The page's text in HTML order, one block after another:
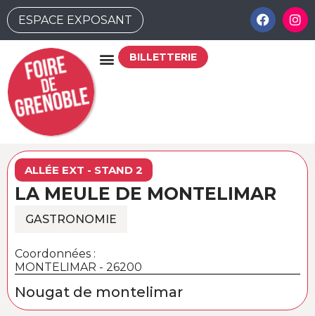
ESPACE EXPOSANT
BILLETTERIE
ALLÉE EXT - STAND 2
LA MEULE DE MONTELIMAR
GASTRONOMIE
Coordonnées :
MONTELIMAR - 26200
Nougat de montelimar